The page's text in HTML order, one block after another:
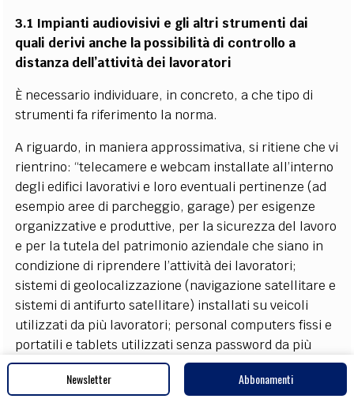
3.1 Impianti audiovisivi e gli altri strumenti dai
quali derivi anche la possibilità di controllo a
distanza dell’attività dei lavoratori
È necessario individuare, in concreto, a che tipo di
strumenti fa riferimento la norma.
A riguardo, in maniera approssimativa, si ritiene che vi
rientrino: “telecamere e webcam installate all’interno
degli edifici lavorativi e loro eventuali pertinenze (ad
esempio aree di parcheggio, garage) per esigenze
organizzative e produttive, per la sicurezza del lavoro
e per la tutela del patrimonio aziendale che siano in
condizione di riprendere l’attività dei lavoratori;
sistemi di geolocalizzazione (navigazione satellitare e
sistemi di antifurto satellitare) installati su veicoli
utilizzati da più lavoratori; personal computers fissi e
portatili e tablets utilizzati senza password da più
lavoratori; telefoni cellulari (anche del tipo
smartphone) utilizzati senza codici personali da più
Newsletter Abbonamenti